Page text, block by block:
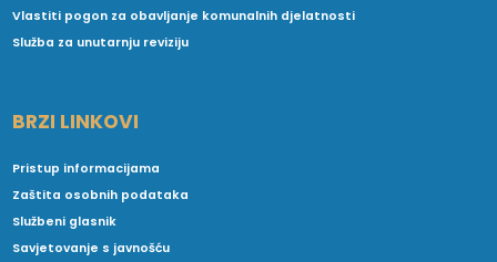
Vlastiti pogon za obavljanje komunalnih djelatnosti
Služba za unutarnju reviziju
BRZI LINKOVI
Pristup informacijama
Zaštita osobnih podataka
Službeni glasnik
Savjetovanje s javnošću